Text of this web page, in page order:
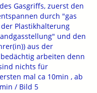
Gasgriffs, zuerst den
durch "gas
Plastikhalterung
und den
aus der
arbeiten denn
nichts für
mal ca 10min , ab
/ Bild 5